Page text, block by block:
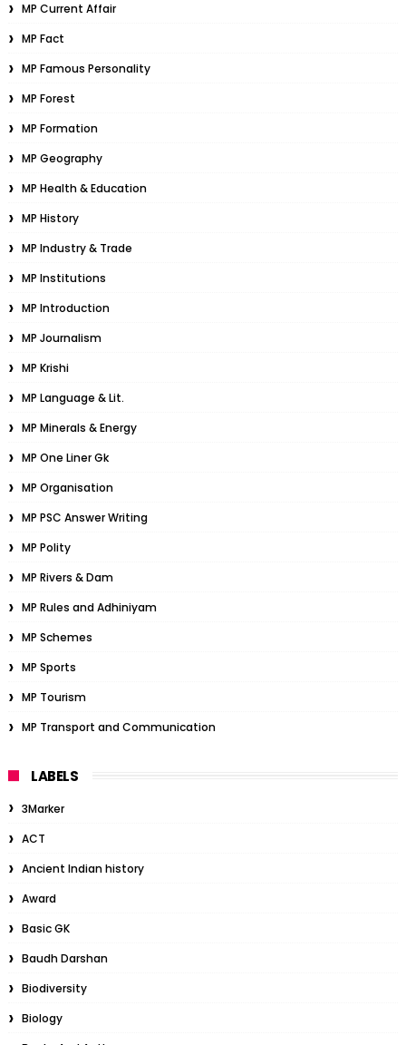
MP Current Affair
MP Fact
MP Famous Personality
MP Forest
MP Formation
MP Geography
MP Health & Education
MP History
MP Industry & Trade
MP Institutions
MP Introduction
MP Journalism
MP Krishi
MP Language & Lit.
MP Minerals & Energy
MP One Liner Gk
MP Organisation
MP PSC Answer Writing
MP Polity
MP Rivers & Dam
MP Rules and Adhiniyam
MP Schemes
MP Sports
MP Tourism
MP Transport and Communication
LABELS
3Marker
ACT
Ancient Indian history
Award
Basic GK
Baudh Darshan
Biodiversity
Biology